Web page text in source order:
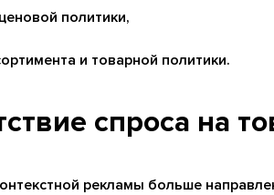
политики,
и товарной политики.
спроса на
рекламы больше